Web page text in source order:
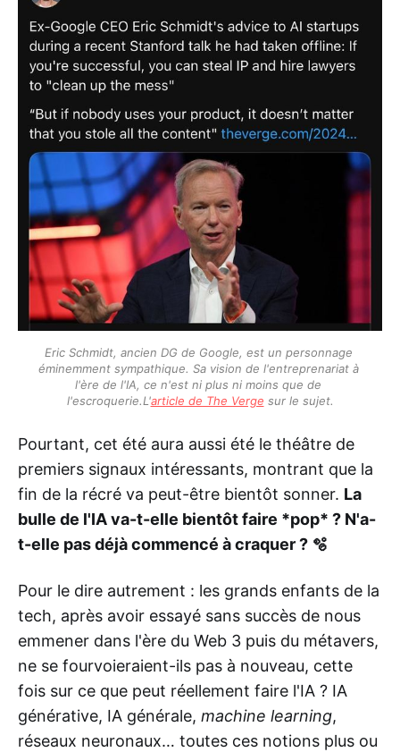
Eric Schmidt, ancien DG de Google, est un personnage
éminemment sympathique. Sa vision de l'entreprenariat à
l'ère de l'IA, ce n'est ni plus ni moins que de
l'escroquerie.L'article de The Verge sur le sujet.
Pourtant, cet été aura aussi été le théâtre de
premiers signaux intéressants, montrant que la
fin de la récré va peut-être bientôt sonner. La
bulle de l'IA va-t-elle bientôt faire *pop* ? N'a-
t-elle pas déjà commencé à craquer ? 🫧
Pour le dire autrement : les grands enfants de la
tech, après avoir essayé sans succès de nous
emmener dans l'ère du Web 3 puis du métavers,
ne se fourvoieraient-ils pas à nouveau, cette
fois sur ce que peut réellement faire l'IA ? IA
générative, IA générale, machine learning,
réseaux neuronaux… toutes ces notions plus ou